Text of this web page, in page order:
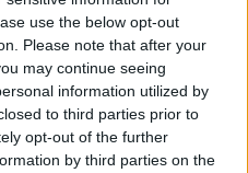
use the below opt-out
Please note that after your
may continue seeing
information utilized by
to third parties prior to
opt-out of the further
by third parties on the